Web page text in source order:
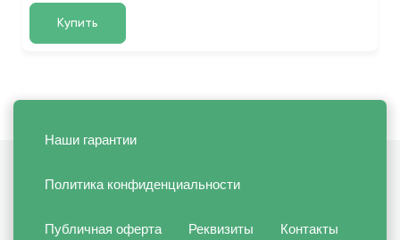
Купить
Наши гарантии
Политика конфиденциальности
Публичная оферта Реквизиты Контакты